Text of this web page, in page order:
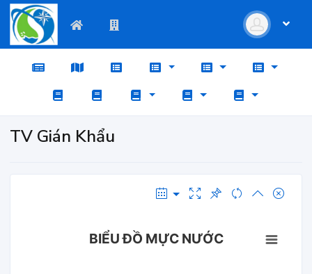
TV Gián Khẩu
BIỂU ĐỒ MỰC NƯỚC